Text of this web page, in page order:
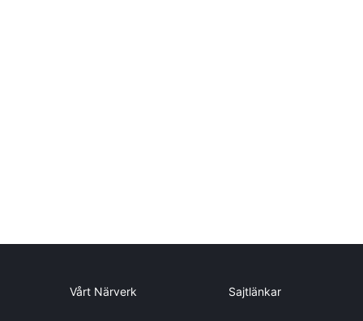
Vårt Närverk Sajtlänkar